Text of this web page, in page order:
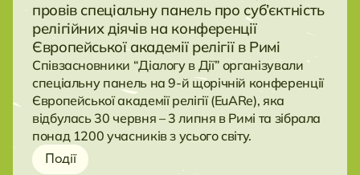
провів спеціальну панель про суб’єктність
релігійних діячів на конференції
Європейської академії релігії в Римі
Співзасновники “Діалогу в Дії” організували
спеціальну панель на 9-й щорічній конференції
Європейської академії релігії (EuARe), яка
відбулась 30 червня – 3 липня в Римі та зібрала
понад 1200 учасників з усього світу.
Події